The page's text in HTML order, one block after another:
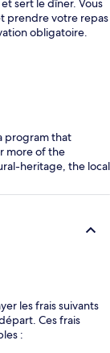
sert le dîner. Vous
prendre votre repas
obligatoire.
program that
more of the
heritage, the local
les frais suivants
Ces frais
: